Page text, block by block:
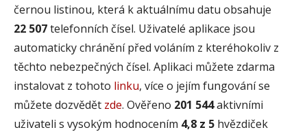
černou listinou, která k aktuálnímu datu obsahuje
22 507telefonních čísel. Uživatelé aplikace jsou
automaticky chránění před voláním z kteréhokoliv z
těchto nebezpečných čísel. Aplikaci můžete zdarma
instalovat z tohoto linku, více o jejím fungování se
můžete dozvědět zde. Ověřeno 201 544aktivními
uživateli s vysokým hodnocením 4,8 z 5 hvězdiček